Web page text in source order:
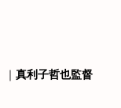
｜真利子哲也監督